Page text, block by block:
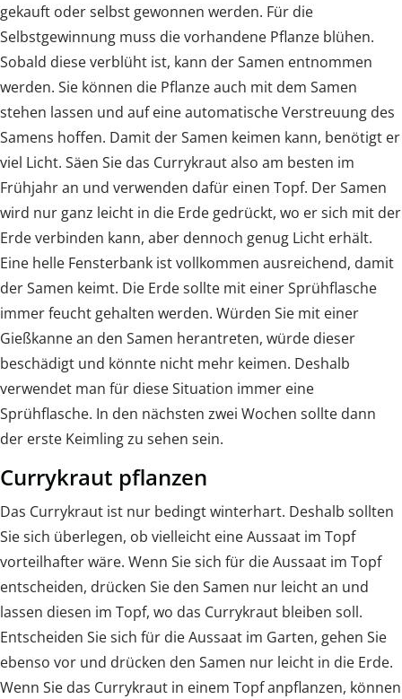
gekauft oder selbst gewonnen werden. Für die
Selbstgewinnung muss die vorhandene Pflanze blühen.
Sobald diese verblüht ist, kann der Samen entnommen
werden. Sie können die Pflanze auch mit dem Samen
stehen lassen und auf eine automatische Verstreuung des
Samens hoffen. Damit der Samen keimen kann, benötigt er
viel Licht. Säen Sie das Currykraut also am besten im
Frühjahr an und verwenden dafür einen Topf. Der Samen
wird nur ganz leicht in die Erde gedrückt, wo er sich mit der
Erde verbinden kann, aber dennoch genug Licht erhält.
Eine helle Fensterbank ist vollkommen ausreichend, damit
der Samen keimt. Die Erde sollte mit einer Sprühflasche
immer feucht gehalten werden. Würden Sie mit einer
Gießkanne an den Samen herantreten, würde dieser
beschädigt und könnte nicht mehr keimen. Deshalb
verwendet man für diese Situation immer eine
Sprühflasche. In den nächsten zwei Wochen sollte dann
der erste Keimling zu sehen sein.
Currykraut pflanzen
Das Currykraut ist nur bedingt winterhart. Deshalb sollten
Sie sich überlegen, ob vielleicht eine Aussaat im Topf
vorteilhafter wäre. Wenn Sie sich für die Aussaat im Topf
entscheiden, drücken Sie den Samen nur leicht an und
lassen diesen im Topf, wo das Currykraut bleiben soll.
Entscheiden Sie sich für die Aussaat im Garten, gehen Sie
ebenso vor und drücken den Samen nur leicht in die Erde.
Wenn Sie das Currykraut in einem Topf anpflanzen, können